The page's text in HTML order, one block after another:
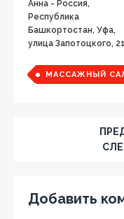
Анна - Россия,
Республика
Башкортостан, Уфа,
улица Запотоцкого, 21
МАССАЖНЫЙ
Добавить